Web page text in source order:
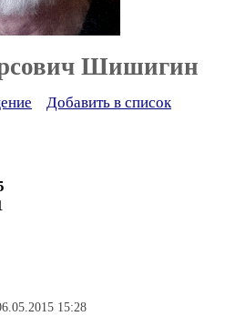
Шишигин
Добавить в список
15:28